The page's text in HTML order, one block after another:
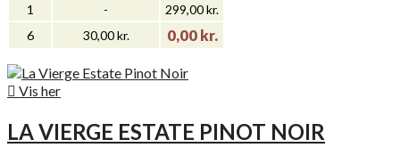
1
-
299,00 kr.
6
30,00 kr. 0,00 kr.
 Vis her
LA VIERGE ESTATE PINOT NOIR